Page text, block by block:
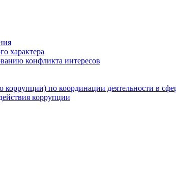
характера
конфликта интересов
по координации деятельности в
коррупции